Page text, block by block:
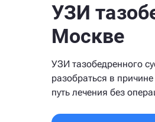
УЗИ
Москве
УЗИ тазобедренного
разобраться в
путь лечения без